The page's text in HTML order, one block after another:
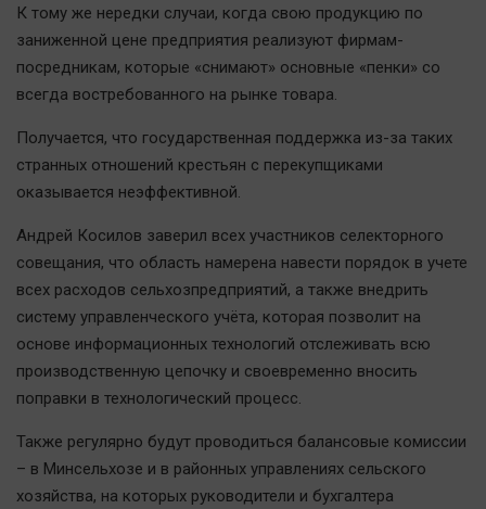
Автомобили
XX век: криминальные уроки
Банки
Медиаграмотность
Медицина
Новости компаний
Прогулки по городу Ч
Спецпроект
Статистика
Челябинск космический
English version
Online-консультация
К тому же нередки случаи, когда свою продукцию по
заниженной цене предприятия реализуют фирмам-
посредникам, которые «снимают» основные «пенки» со
всегда востребованного на рынке товара.
Получается, что государственная поддержка из-за таких
странных отношений крестьян с перекупщиками
оказывается неэффективной.
Андрей Косилов заверил всех участников селекторного
совещания, что область намерена навести порядок в учете
всех расходов сельхозпредприятий, а также внедрить
систему управленческого учёта, которая позволит на
основе информационных технологий отслеживать всю
производственную цепочку и своевременно вносить
поправки в технологический процесс.
Также регулярно будут проводиться балансовые комиссии
– в Минсельхозе и в районных управлениях сельского
хозяйства, на которых руководители и бухгалтера